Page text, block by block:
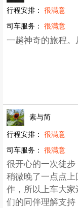
行程安排：很满意
司车服务：很满意
一趟神奇的旅程。
素与简
行程安排：很满意
司车服务：很满意
很开心的一次徒
稍微晚了一点点
作，所以上车大
们的同伴理解支持